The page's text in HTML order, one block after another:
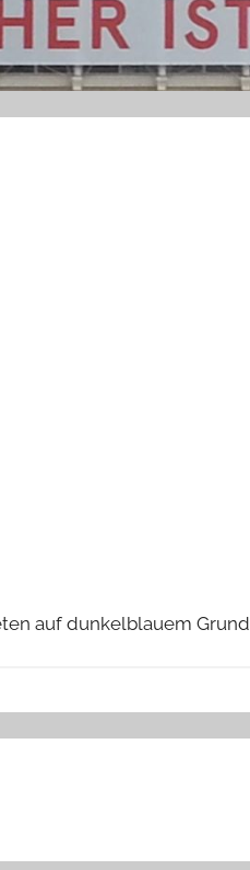
auf dunkelblauem Grund